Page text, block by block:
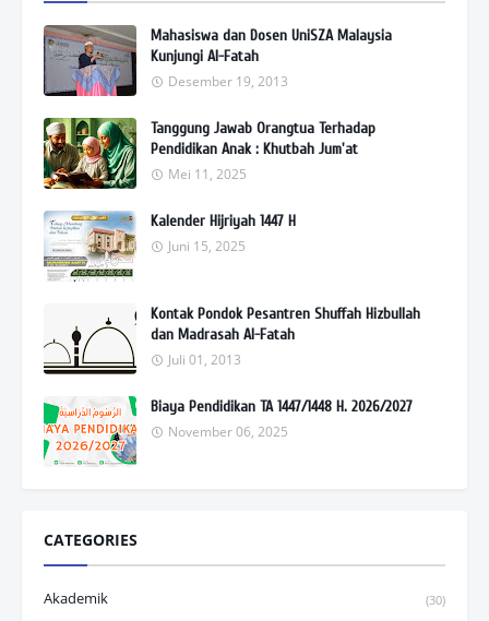
Mahasiswa dan Dosen UniSZA Malaysia
Kunjungi Al-Fatah
Desember 19, 2013
Tanggung Jawab Orangtua Terhadap
Pendidikan Anak : Khutbah Jum'at
Mei 11, 2025
Kalender Hijriyah 1447 H
Juni 15, 2025
Kontak Pondok Pesantren Shuffah Hizbullah
dan Madrasah Al-Fatah
Juli 01, 2013
Biaya Pendidikan TA 1447/1448 H. 2026/2027
November 06, 2025
CATEGORIES
Akademik (30)